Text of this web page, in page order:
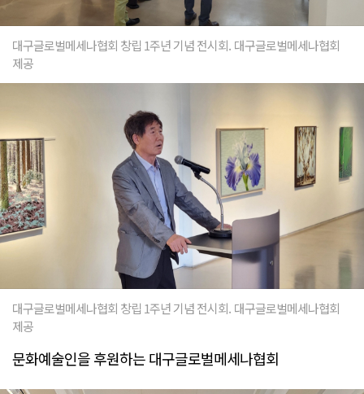
대구글로벌메세나협회 창립 1주년 기념 전시회. 대구글로벌메세나협회
제공
대구글로벌메세나협회 창립 1주년 기념 전시회. 대구글로벌메세나협회
제공
문화예술인을 후원하는 대구글로벌메세나협회